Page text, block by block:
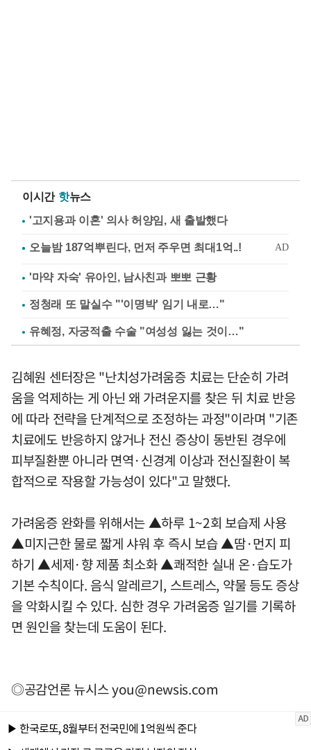
이시간 핫뉴스
'고지용과 이혼' 의사 허양임, 새 출발했다
'마약 자숙' 유아인, 남사친과 뽀뽀 근황
정청래 또 말실수 "'이명박' 임기 내로…"
유혜정, 자궁적출 수술 "여성성 잃는 것이…"
김혜원 센터장은 "난치성가려움증 치료는 단순히 가려
움을 억제하는 게 아닌 왜 가려운지를 찾은 뒤 치료 반응
에 따라 전략을 단계적으로 조정하는 과정"이라며 "기존
치료에도 반응하지 않거나 전신 증상이 동반된 경우에
피부질환뿐 아니라 면역·신경계 이상과 전신질환이 복
합적으로 작용할 가능성이 있다"고 말했다.
가려움증 완화를 위해서는 ▲하루 1~2회 보습제 사용
▲미지근한 물로 짧게 샤워 후 즉시 보습 ▲땀·먼지 피
하기 ▲세제·향 제품 최소화 ▲쾌적한 실내 온·습도가
기본 수칙이다. 음식 알레르기, 스트레스, 약물 등도 증상
을 악화시킬 수 있다. 심한 경우 가려움증 일기를 기록하
면 원인을 찾는데 도움이 된다.
◎공감언론 뉴시스you@newsis.com